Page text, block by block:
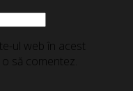
ul web în acest
să comentez.